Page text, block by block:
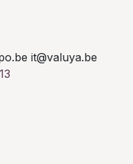
it@valuya.be